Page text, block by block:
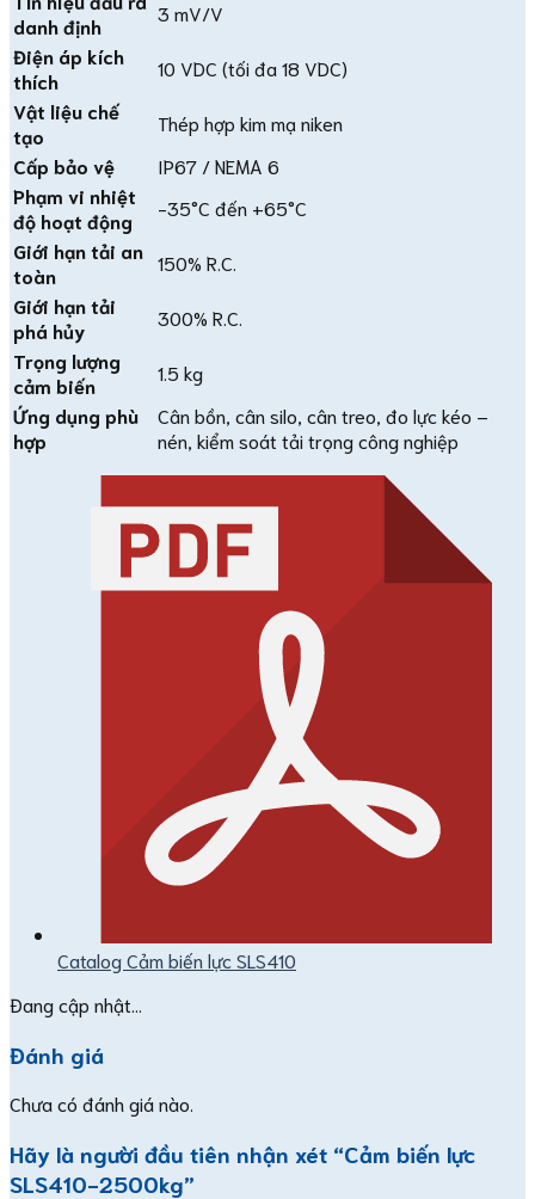
danh định
3 mV/V
Điện áp kích
thích
10 VDC (tối đa 18 VDC)
Vật liệu chế
tạo
Thép hợp kim mạ niken
Cấp bảo vệ
IP67 / NEMA 6
Phạm vi nhiệt
độ hoạt động
-35°C đến +65°C
Giới hạn tải an
toàn
150% R.C.
Giới hạn tải
phá hủy
300% R.C.
Trọng lượng
cảm biến
1.5 kg
Ứng dụng phù
hợp
Cân bồn, cân silo, cân treo, đo lực kéo –
nén, kiểm soát tải trọng công nghiệp
Catalog Cảm biến lực SLS410
Đang cập nhật...
Đánh giá
Chưa có đánh giá nào.
Hãy là người đầu tiên nhận xét “Cảm biến lực
SLS410-2500kg”